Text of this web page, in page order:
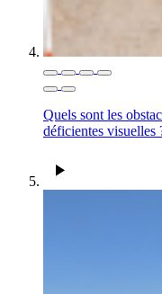
Quels sont les
déficientes visuelles